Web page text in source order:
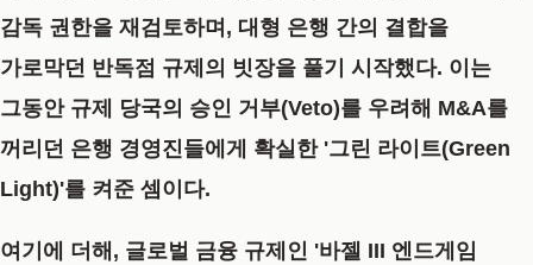
감독 권한을 재검토하며, 대형 은행 간의 결합을
가로막던 반독점 규제의 빗장을 풀기 시작했다. 이는
그동안 규제 당국의 승인 거부(Veto)를 우려해 M&A를
꺼리던 은행 경영진들에게 확실한'그린 라이트(Green
Light)'를 켜준 셈이다.
여기에 더해, 글로벌 금융 규제인 '바젤 III 엔드게임